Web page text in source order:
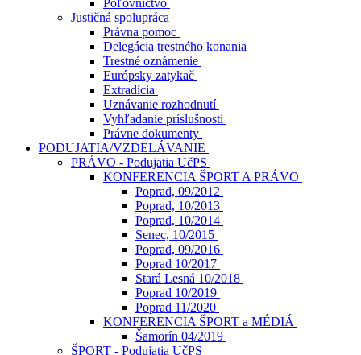
Poľovníctvo
Justičná spolupráca
Právna pomoc
Delegácia trestného konania
Trestné oznámenie
Európsky zatykač
Extradícia
Uznávanie rozhodnutí
Vyhľadanie príslušnosti
Právne dokumenty
PODUJATIA/VZDELÁVANIE
PRÁVO - Podujatia UčPS
KONFERENCIA ŠPORT A PRÁVO
Poprad, 09/2012
Poprad, 10/2013
Poprad, 10/2014
Senec, 10/2015
Poprad, 09/2016
Poprad 10/2017
Stará Lesná 10/2018
Poprad 10/2019
Poprad 11/2020
KONFERENCIA ŠPORT a MÉDIÁ
Šamorín 04/2019
ŠPORT - Podujatia UčPS